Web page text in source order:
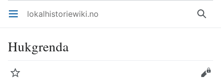
Åpne hovedmenyen lokalhistoriewiki.no Søk
Hukgrenda
Overvåk
Rediger